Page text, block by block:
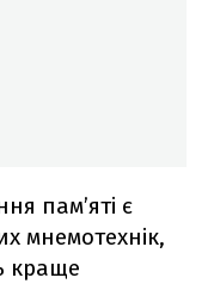
пам’яті є
мнемотехнік,
краще